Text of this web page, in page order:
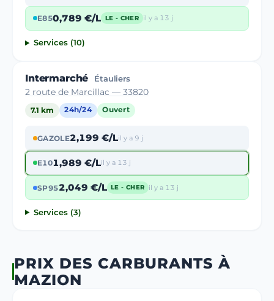
E850,789 €/L LE - CHER il y a 13 j
Services (10)
Intermarché Étauliers
2 route de Marcillac — 33820
7.1 km 24h/24 Ouvert
GAZOLE2,199 €/Lil y a 9 j
E101,989 €/Lil y a 13 j
SP952,049 €/L LE - CHER il y a 13 j
Services (3)
PRIX DES CARBURANTS À
MAZION